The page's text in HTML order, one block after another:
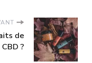
de
CBD ?